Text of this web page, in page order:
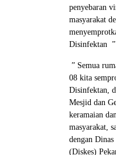
penyebaran
masyarakat
Disinfektan ”
” Semua
08 kita
Disinfektan,
Mesjid dan
keramaian
masyarakat,
dengan Dinas
(Diskes)